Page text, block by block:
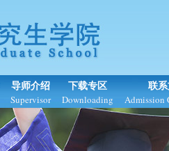
导师介绍
Supervisor
下载专区
Downloading
联
Admission